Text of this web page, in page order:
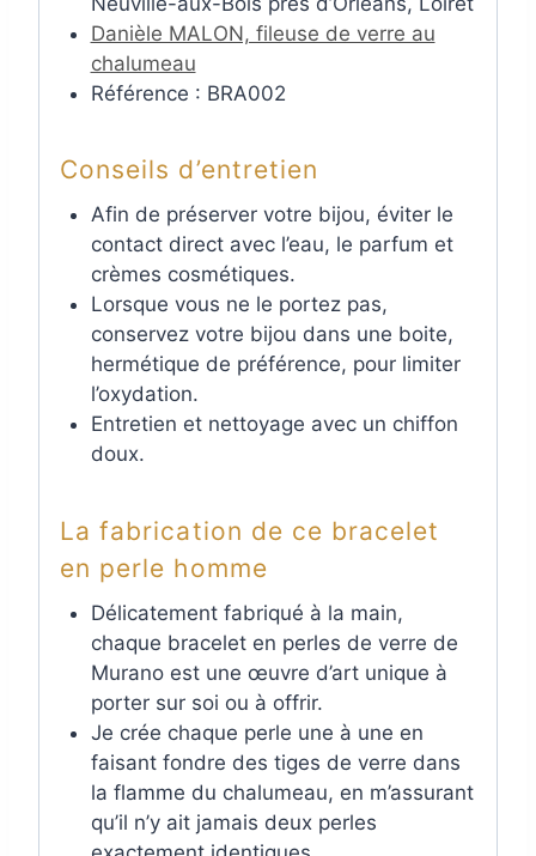
Danièle MALON, fileuse de verre au
chalumeau
Référence : BRA002
Conseils d’entretien
Afin de préserver votre bijou, éviter le
contact direct avec l’eau, le parfum et
crèmes cosmétiques.
Lorsque vous ne le portez pas,
conservez votre bijou dans une boite,
hermétique de préférence, pour limiter
l’oxydation.
Entretien et nettoyage avec un chiffon
doux.
La fabrication de ce bracelet
en perle homme
Délicatement fabriqué à la main,
chaque bracelet en perles de verre de
Murano est une œuvre d’art unique à
porter sur soi ou à offrir.
Je crée chaque perle une à une en
faisant fondre des tiges de verre dans
la flamme du chalumeau, en m’assurant
qu’il n’y ait jamais deux perles